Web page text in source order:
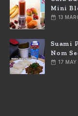
Mini
13
Suami
Nom
17 MAY